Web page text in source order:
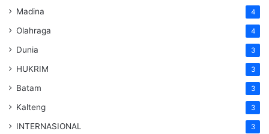
Madina 4
Olahraga 4
Dunia 3
HUKRIM 3
Batam 3
Kalteng 3
INTERNASIONAL 3